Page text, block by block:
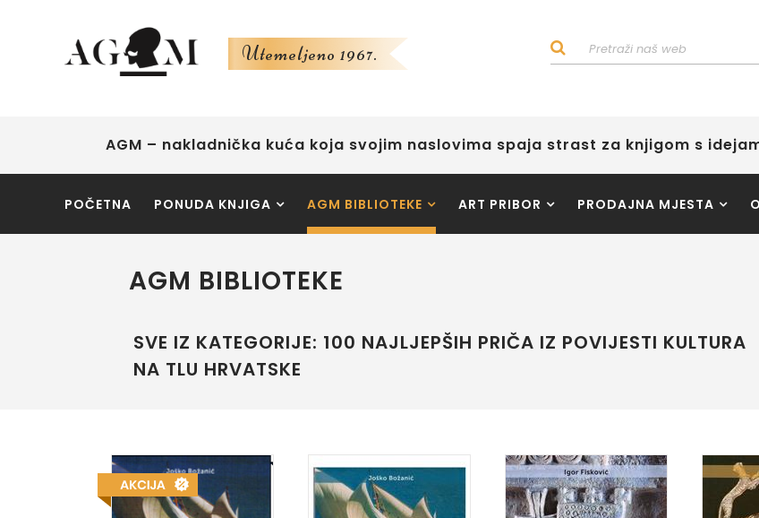
Utemeljeno 1967.
AGM – nakladnička kuća koja svojim naslovima spaja strast za knjigom s
POČETNA PONUDA KNJIGA AGM BIBLIOTEKE ART PRIBOR PRODAJNA MJESTA
AGM BIBLIOTEKE
SVE IZ KATEGORIJE: 100 NAJLJEPŠIH PRIČA IZ POVIJESTI KULTURA
NA TLU HRVATSKE